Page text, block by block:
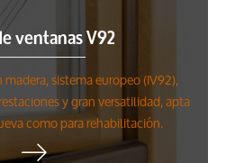
ventanas V92
sistema europeo (IV92),
y gran versatilidad, apta
como para rehabilitación.